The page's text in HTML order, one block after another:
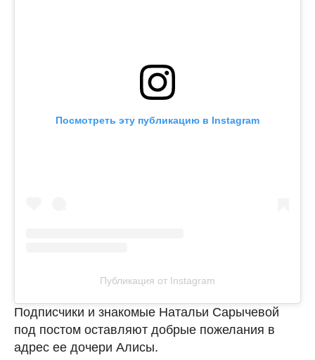
Посмотреть эту публикацию в Instagram
Публикация от Instagram
Подписчики и знакомые Натальи Сарычевой
под постом оставляют добрые пожелания в
адрес ее дочери Алисы.